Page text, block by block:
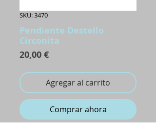
SKU: 3470
Pendiente Destello
Circonita
20,00 €Precio
Agregar al carrito
Comprar ahora